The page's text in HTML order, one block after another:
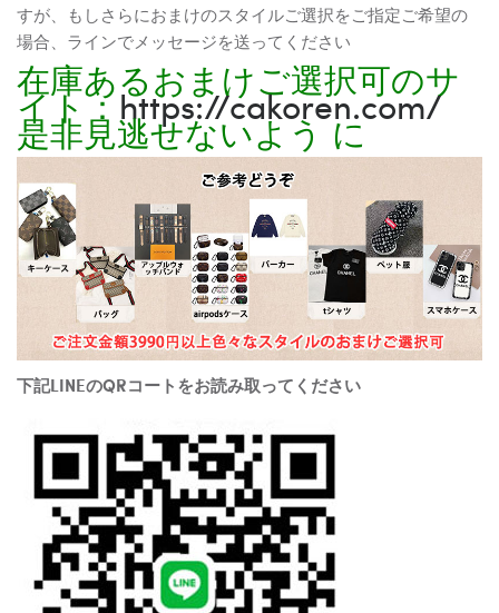
すが、もしさらにおまけのスタイルご選択をご指定ご希望の
場合、ラインでメッセージを送ってください
在庫あるおまけご選択可のサ
イト：https://cakoren.com/
是非見逃せないよう に
下記LINEのQRコートをお読み取ってください